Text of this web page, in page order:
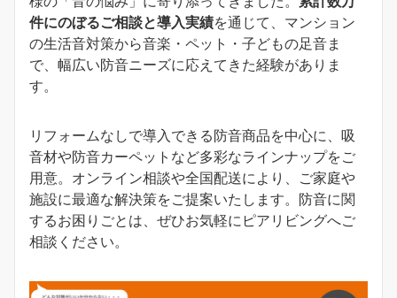
件にのぼるご相談と導入実績を通じて、マンション
の生活音対策から音楽・ペット・子どもの足音ま
で、幅広い防音ニーズに応えてきた経験がありま
す。
リフォームなしで導入できる防音商品を中心に、吸
音材や防音カーペットなど多彩なラインナップをご
用意。オンライン相談や全国配送により、ご家庭や
施設に最適な解決策をご提案いたします。防音に関
するお困りごとは、ぜひお気軽にピアリビングへご
相談ください。